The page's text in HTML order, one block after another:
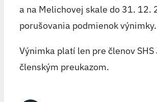
a na Melichovej skale do 31. 12.
porušovania podmienok výnimky.
Výnimka platí len pre členov
členským preukazom.